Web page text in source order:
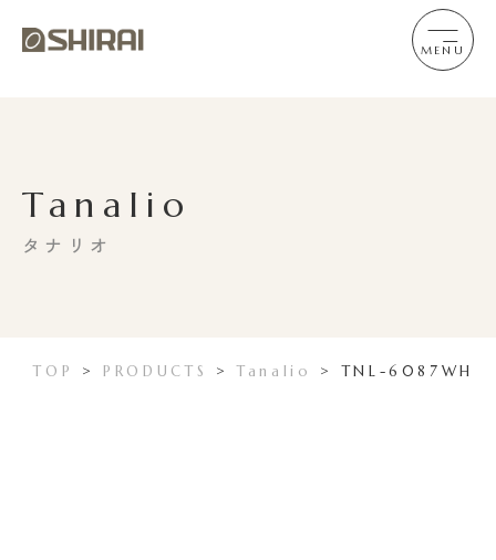
MENU
TOP >PRODUCTS >Tanalio >TNL-6087WH
Tanalio
タナリオ